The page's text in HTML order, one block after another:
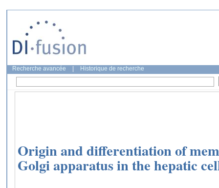
Recherche avancée Historique de recherche
Origin and differentiation of
Golgi apparatus in the hepatic